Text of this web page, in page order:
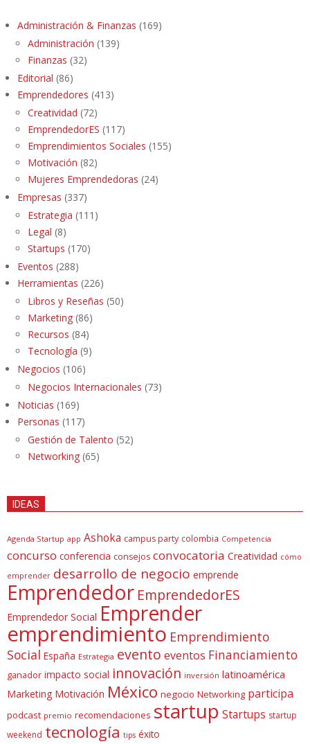
Administración & Finanzas (169)
Administración (139)
Finanzas (32)
Editorial (86)
Emprendedores (413)
Creatividad (72)
EmprendedorES (117)
Emprendimientos Sociales (155)
Motivación (82)
Mujeres Emprendedoras (24)
Empresas (337)
Estrategia (111)
Legal (8)
Startups (170)
Eventos (288)
Herramientas (226)
Libros y Reseñas (50)
Marketing (86)
Recursos (84)
Tecnología (9)
Negocios (106)
Negocios Internacionales (73)
Noticias (169)
Personas (117)
Gestión de Talento (52)
Networking (65)
IDEAS
Agenda Startup app Ashoka campus party colombia Competencia
concurso conferencia consejos convocatoria Creatividad cómo
emprender desarrollo de negocio emprende
Emprendedor EmprendedorES
Emprendedor Social Emprender
emprendimiento Emprendimiento
Social España Estrategia evento eventos Financiamiento
ganador impacto social innovación inversión latinoamérica
Marketing Motivación México negocio Networking participa
podcast premio recomendaciones startup Startups startup
weekend tecnología tips éxito